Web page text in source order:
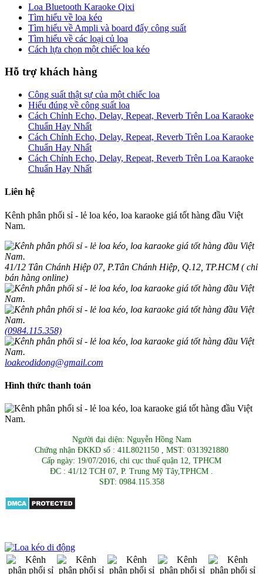
Loa Bluetooth Karaoke Qixi
Tìm hiểu về loa kéo
Tìm hiểu về Ampli và board đẩy công suất
Tìm hiểu về các loại củ loa
Cách lựa chọn một chiếc loa kéo
Hỗ trợ khách hàng
Công suất thật sự của một chiếc loa
Hiểu đúng về công suất loa
Cách Chỉnh Echo, Delay, Repeat, Reverb Trên Loa Karaoke
Chuẩn Hay Nhất
Cách Chỉnh Echo, Delay, Repeat, Reverb Trên Loa Karaoke
Chuẩn Hay Nhất
Cách Chỉnh Echo, Delay, Repeat, Reverb Trên Loa Karaoke
Chuẩn Hay Nhất
Liên hệ
Kênh phân phối sỉ - lẻ loa kéo, loa karaoke giá tốt hàng đầu Việt
Nam.
41/12 Tân Chánh Hiệp 07, P.Tân Chánh Hiệp, Q.12, TP.HCM ( chỉ
bán hàng online)
(0984.115.358)
loakeodidong@gmail.com
Hình thức thanh toán
Người đại diện: Nguyễn Hồng Nam
Chứng nhận ĐKKD số : 41L8021150 , MST: 0313921880
Cấp ngày: 19/07/2016, chi cục thuế quận 12, TPHCM
ĐC : 41/12 TCH 07, P. Trung Mỹ Tây,TPHCM .
SĐT: 0984.115.358